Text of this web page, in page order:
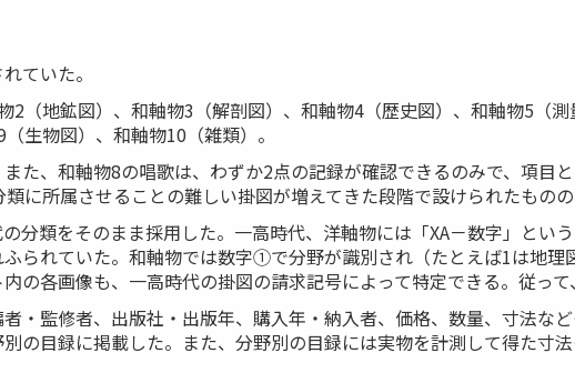
ていた。
2（地鉱図）、和軸物3（解剖図）、和軸物4（歴史図）、和軸物5（
生物図）、和軸物10（雑類）。
た、和軸物8の唱歌は、わずか2点の記録が確認できるのみで、項目
に所属させることの難しい掛図が増えてきた段階で設けられたものの
分類をそのまま採用した。一高時代、洋軸物には「XA－数字」とい
られていた。和軸物では数字①で分野が識別され（たとえば1は地
の各画像も、一高時代の掛図の請求記号によって特定できる。従っ
・監修者、出版社・出版年、購入年・納入者、価格、数量、寸法な
の目録に掲載した。また、分野別の目録には実物を計測して得た寸法